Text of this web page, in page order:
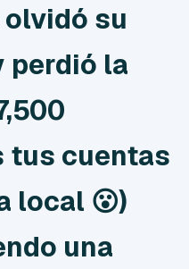
olvidó su
perdió la
tus cuentas
local 😮)
una